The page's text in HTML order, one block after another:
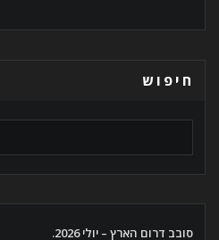
חיפוש
סובב דרום הארץ – יולי 2026.